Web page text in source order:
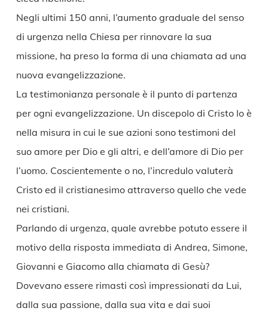
Negli ultimi 150 anni, l’aumento graduale del senso
di urgenza nella Chiesa per rinnovare la sua
missione, ha preso la forma di una chiamata ad una
nuova evangelizzazione.
La testimonianza personale è il punto di partenza
per ogni evangelizzazione. Un discepolo di Cristo lo è
nella misura in cui le sue azioni sono testimoni del
suo amore per Dio e gli altri, e dell’amore di Dio per
l’uomo. Coscientemente o no, l’incredulo valuterà
Cristo ed il cristianesimo attraverso quello che vede
nei cristiani.
Parlando di urgenza, quale avrebbe potuto essere il
motivo della risposta immediata di Andrea, Simone,
Giovanni e Giacomo alla chiamata di Gesù?
Dovevano essere rimasti così impressionati da Lui,
dalla sua passione, dalla sua vita e dai suoi